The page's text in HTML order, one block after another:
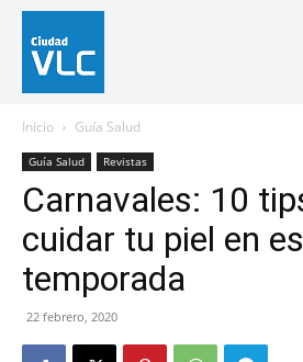
Inicio Guía Salud
Guía Salud Revistas
Carnavales: 10
cuidar tu piel en
temporada
22 febrero, 2020